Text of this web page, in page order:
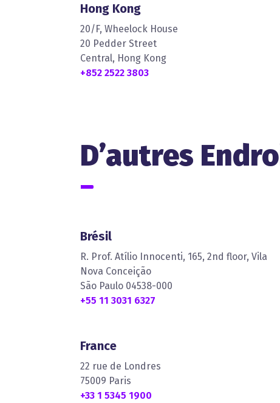
Hong Kong
20/F, Wheelock House
20 Pedder Street
Central, Hong Kong
+852 2522 3803
D’autres
Brésil
R. Prof. Atílio Innocenti, 165, 2nd floor, Vila
Nova Conceição
São Paulo 04538-000
+55 11 3031 6327
France
22 rue de Londres
75009 Paris
+33 1 5345 1900